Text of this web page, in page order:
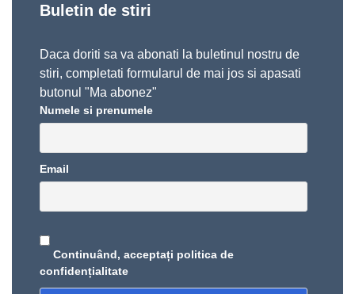
Buletin de stiri
Daca doriti sa va abonati la buletinul nostru de
stiri, completati formularul de mai jos si apasati
butonul "Ma abonez"
Numele si prenumele
Email
Continuând, acceptați politica de
confidențialitate